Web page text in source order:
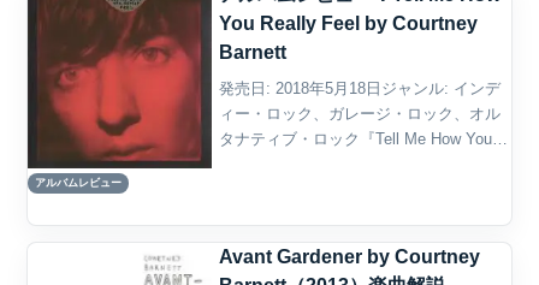
アルバムレビュー
You Really Feel by Courtney
Barnett
発売日: 2018年5月18日ジャンル: インデ
ィー・ロック、ガレージ・ロック、オル
タナティブ・ロック『Tell Me How You
Avant Gardener by Courtney